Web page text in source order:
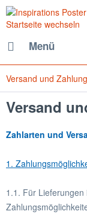
Menü
Versand und
Versand
Zahlarten und
1.
1.1. Für